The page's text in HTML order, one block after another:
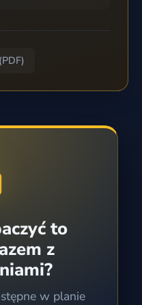
to
z
w planie